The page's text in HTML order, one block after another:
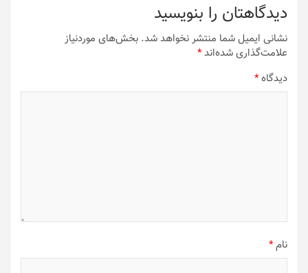
دیدگاهتان را بنویسید
نشانی ایمیل شما منتشر نخواهد شد. بخش‌های موردنیاز
علامت‌گذاری شده‌اند*
دیدگاه*
نام*